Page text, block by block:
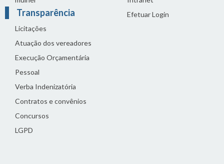
Transparência
Licitações
Atuação dos vereadores
Execução Orçamentária
Pessoal
Verba Indenizatória
Contratos e convênios
Concursos
LGPD
Efetuar Login